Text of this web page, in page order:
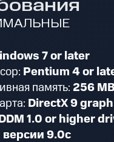
7 or later
Pentium 4 or
память: 256
DirectX 9
1.0 or higher
версии 9.0c